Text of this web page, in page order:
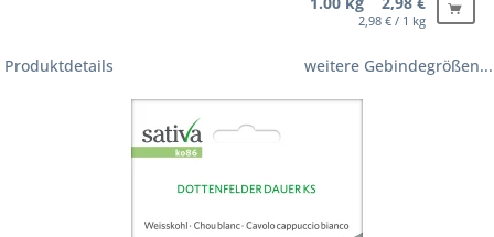
2,98 € / 1 kg
Produktdetails weitere Gebindegrößen...